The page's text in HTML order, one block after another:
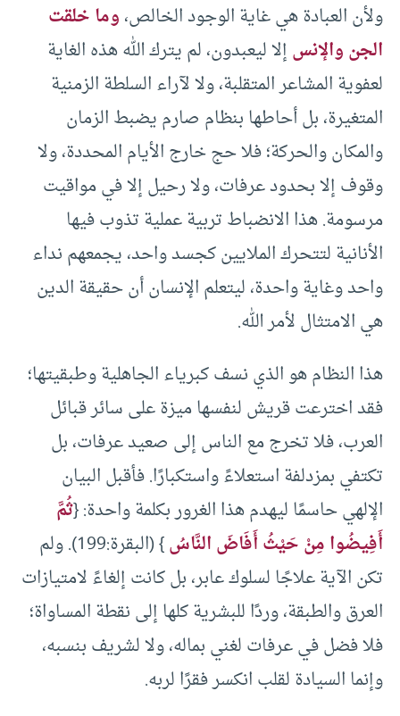
ولأن العبادة هي غاية الوجود الخالص،وما خلقت
الجن والإنسإلا ليعبدون، لم يترك الله هذه الغاية
لعفوية المشاعر المتقلبة، ولا لآراء السلطة الزمنية
المتغيرة، بل أحاطها بنظام صارم يضبط الزمان
والمكان والحركة؛ فلا حج خارج الأيام المحددة، ولا
وقوف إلا بحدود عرفات، ولا رحيل إلا في مواقيت
مرسومة. هذا الانضباط تربية عملية تذوب فيها
الأنانية لتتحرك الملايين كجسد واحد، يجمعهم نداء
واحد وغاية واحدة، ليتعلم الإنسان أن حقيقة الدين
هي الامتثال لأمر الله.
هذا النظام هو الذي نسف كبرياء الجاهلية وطبقيتها؛
فقد اخترعت قريش لنفسها ميزة على سائر قبائل
العرب، فلا تخرج مع الناس إلى صعيد عرفات، بل
تكتفي بمزدلفة استعلاءً واستكبارًا. فأقبل البيان
الإلهي حاسمًا ليهدم هذا الغرور بكلمة واحدة: {ثُمَّ
أَفِيضُوا مِنْ حَيْثُ أَفَاضَ النَّاسُ
} (البقرة:199). ولم
تكن الآية علاجًا لسلوك عابر، بل كانت إلغاءً لامتيازات
العرق والطبقة، وردًا للبشرية كلها إلى نقطة المساواة؛
فلا فضل في عرفات لغني بماله، ولا لشريف بنسبه،
وإنما السيادة لقلب انكسر فقرًا لربه.